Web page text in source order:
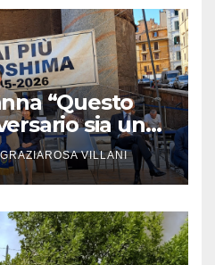
“Questo
sia un
GRAZIAROSA VILLANI